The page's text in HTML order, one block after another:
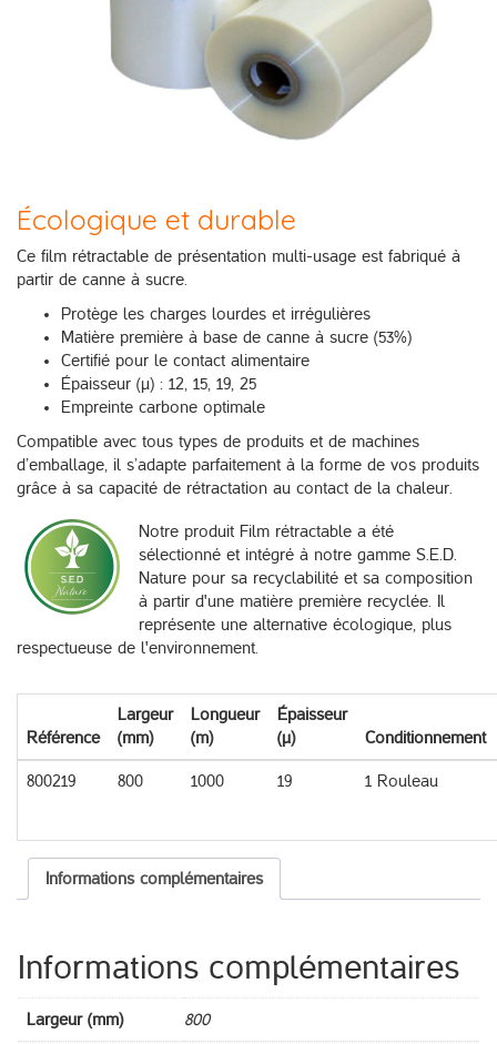
Écologique et durable
Ce film rétractable de présentation multi-usage est fabriqué à
partir de canne à sucre.
Protège les charges lourdes et irrégulières
Matière première à base de canne à sucre (53%)
Certifié pour le contact alimentaire
Épaisseur (µ) : 12, 15, 19, 25
Empreinte carbone optimale
Compatible avec tous types de produits et de machines
d’emballage, il s’adapte parfaitement à la forme de vos produits
grâce à sa capacité de rétractation au contact de la chaleur.
Notre produit Film rétractable a été
sélectionné et intégré à notre gamme S.E.D.
Nature pour sa recyclabilité et sa composition
à partir d'une matière première recyclée. Il
représente une alternative écologique, plus
respectueuse de l'environnement.
Référence
Largeur
(mm)
Longueur
(m)
Épaisseur
(µ)
Conditionnement
800219 800 1000 19 1 Rouleau
Informations complémentaires
Informations complémentaires
Largeur (mm) 800